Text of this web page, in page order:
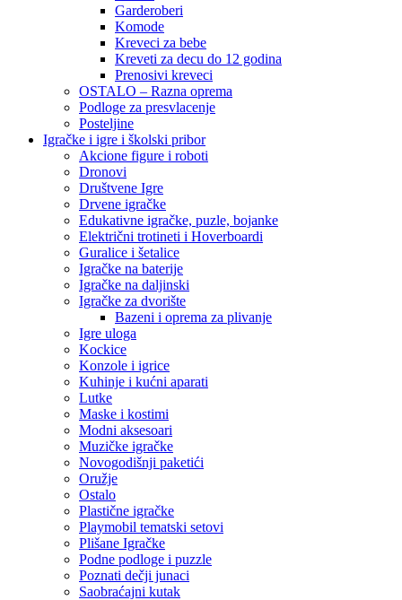
Garderoberi
Komode
Kreveci za bebe
Kreveti za decu do 12 godina
Prenosivi kreveci
OSTALO – Razna oprema
Podloge za presvlacenje
Posteljine
Igračke i igre i školski pribor
Akcione figure i roboti
Dronovi
Društvene Igre
Drvene igračke
Edukativne igračke, puzle, bojanke
Električni trotineti i Hoverboardi
Guralice i šetalice
Igračke na baterije
Igračke na daljinski
‎Igračke za dvorište
Bazeni i oprema za plivanje
Igre uloga
Kockice
Konzole i igrice
Kuhinje i kućni aparati
Lutke
Maske i kostimi
Modni aksesoari
Muzičke igračke
Novogodišnji paketići
Oružje
Ostalo
Plastične igračke
Playmobil tematski setovi
Plišane Igračke
Podne podloge i puzzle
Poznati dečji junaci
Saobraćajni kutak